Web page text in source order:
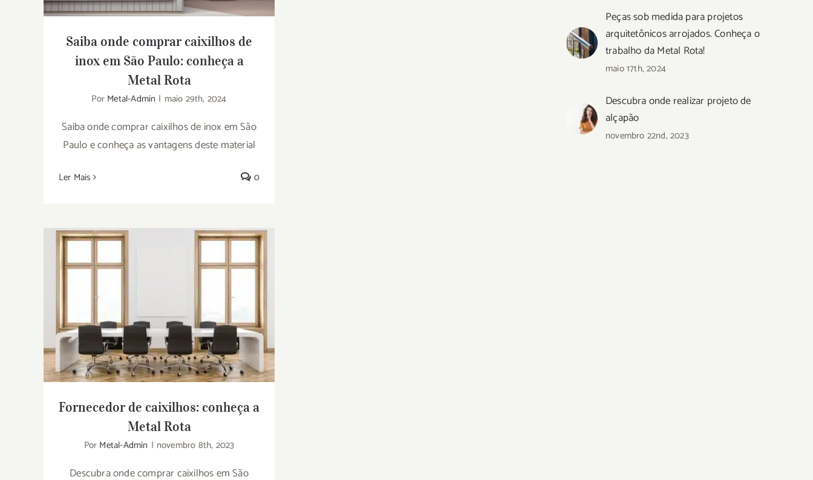
Saiba onde comprar caixilhos de
inox em São Paulo: conheça a
Metal Rota
Por Metal-Admin | maio 29th, 2024
Saiba onde comprar caixilhos de inox em São
Paulo e conheça as vantagens deste material
Ler Mais 0
Fornecedor de caixilhos: conheça a Metal
Rota
Fornecedor de caixilhos: conheça a
Metal Rota
Por Metal-Admin | novembro 8th, 2023
Descubra onde comprar caixilhos em São
Peças sob medida para projetos
arquitetônicos arrojados. Conheça o
trabalho da Metal Rota!
maio 17th, 2024
Descubra onde realizar projeto de
alçapão
novembro 22nd, 2023